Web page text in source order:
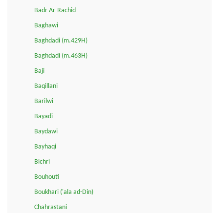
Badr Ar-Rachid
Baghawi
Baghdadi (m.429H)
Baghdadi (m.463H)
Baji
Baqillani
Barilwi
Bayadi
Baydawi
Bayhaqi
Bichri
Bouhouti
Boukhari ('ala ad-Din)
Chahrastani